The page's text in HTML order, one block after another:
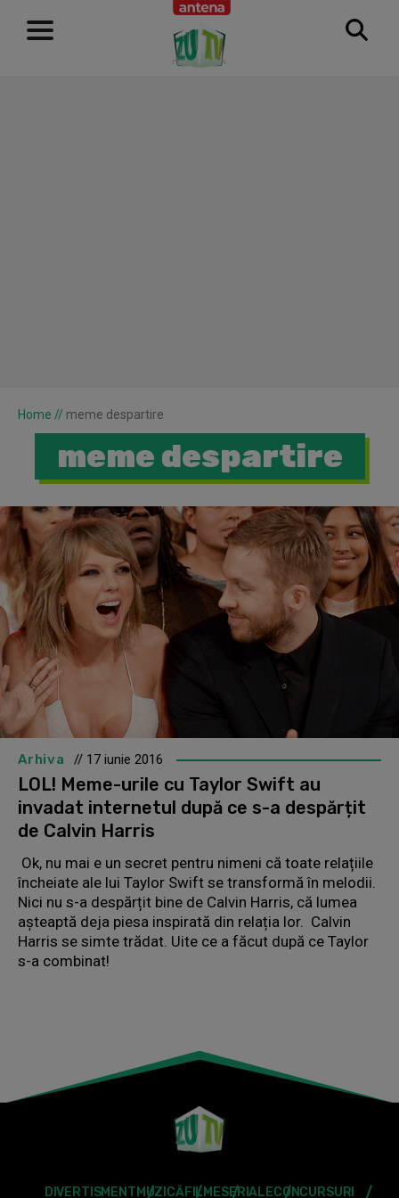
RECLAMĂ
Home // meme despartire
meme despartire
Arhiva // 17 iunie 2016
LOL! Meme-urile cu Taylor Swift au
invadat internetul după ce s-a despărțit
de Calvin Harris
Ok, nu mai e un secret pentru nimeni că toate relațiile
încheiate ale lui Taylor Swift se transformă în melodii.
Nici nu s-a despărțit bine de Calvin Harris, că lumea
așteaptă deja piesa inspirată din relația lor. Calvin
Harris se simte trădat. Uite ce a făcut după ce Taylor
s-a combinat!
DIVERTISMENT MUZICĂFILMESERIALECONCURSURI